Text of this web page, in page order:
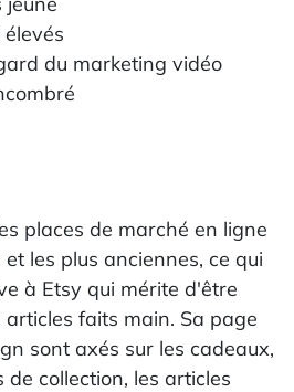
du marketing vidéo
places de marché en ligne
les plus anciennes, ce qui
à Etsy qui mérite d'être
faits main. Sa page
sont axés sur les cadeaux,
de collection, les articles